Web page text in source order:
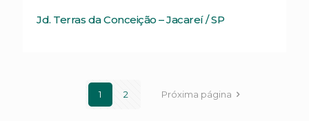
Jd. Terras da Conceição – Jacareí / SP
1 2 Próxima página